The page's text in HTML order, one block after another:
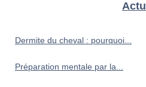
Actu
Dermite du cheval : pourquoi...
Préparation mentale par la...